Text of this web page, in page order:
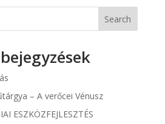
Search
– A verőcei Vénusz
ESZKÖZFEJLESZTÉS